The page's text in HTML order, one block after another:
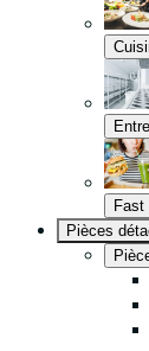
Fast
Pièces